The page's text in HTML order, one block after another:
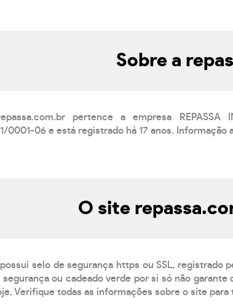
Sobre a
pertence a empresa REPASSA
0001-06 e está registrado há 17 anos. Informação
O site
selo de segurança https ou SSL, registrado
segurança ou cadeado verde por si só não
Verifique todas as informações sobre o site para